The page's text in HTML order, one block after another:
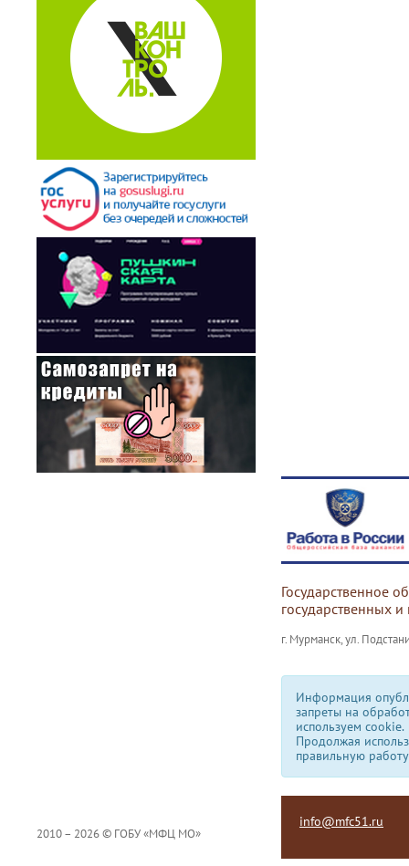
Государственное
государственных
г. Мурманск, ул.
Информация
запреты на
используем сookie.
Продолжая
правильную
2010 – 2026 © ГОБУ «МФЦ МО»
info@mfc51.ru